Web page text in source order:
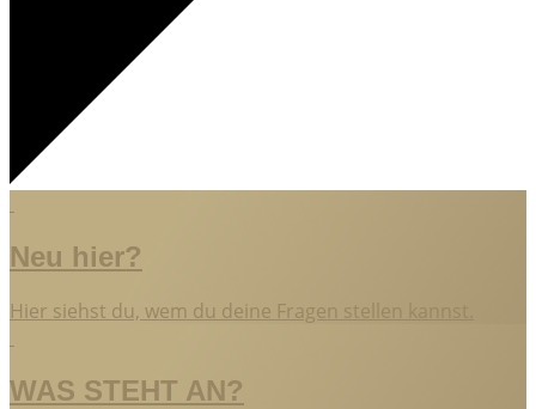
Neu hier?
Hier siehst du, wem du deine Fragen stellen kannst.
WAS STEHT AN?